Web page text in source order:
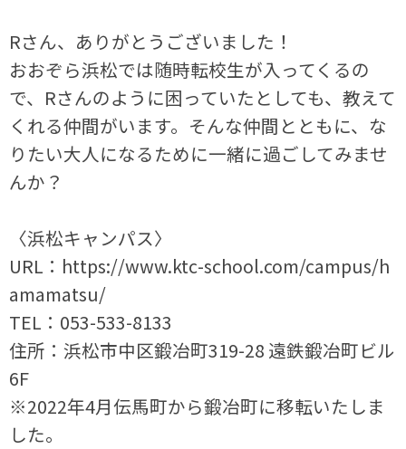
Rさん、ありがとうございました！
おおぞら浜松では随時転校生が入ってくるの
で、Rさんのように困っていたとしても、教えて
くれる仲間がいます。そんな仲間とともに、な
りたい大人になるために一緒に過ごしてみませ
んか？
〈浜松キャンパス〉
URL：https://www.ktc-school.com/campus/h
amamatsu/
TEL：053-533-8133
住所：浜松市中区鍛冶町319-28 遠鉄鍛冶町ビル
6F
※2022年4月伝馬町から鍛冶町に移転いたしま
した。